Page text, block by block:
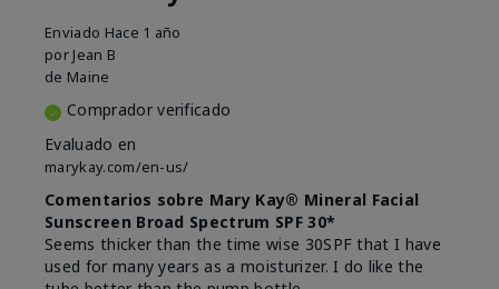
Enviado Hace 1 año
por Jean B
de Maine
Comprador verificado
Evaluado en
marykay.com/en-us/
Comentarios sobre Mary Kay® Mineral Facial
Sunscreen Broad Spectrum SPF 30*
Seems thicker than the time wise 30SPF that I have
used for many years as a moisturizer. I do like the